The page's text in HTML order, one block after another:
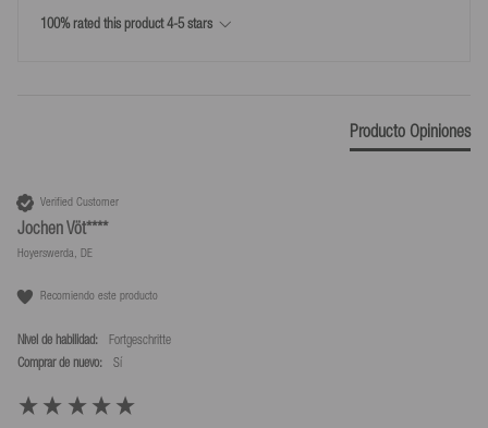
100% rated this product 4-5 stars
Producto Opiniones
Verified Customer
Jochen Vöt****
Hoyerswerda, DE
Recomiendo este producto
Nivel de habilidad:
Fortgeschritte
Comprar de nuevo:
sí